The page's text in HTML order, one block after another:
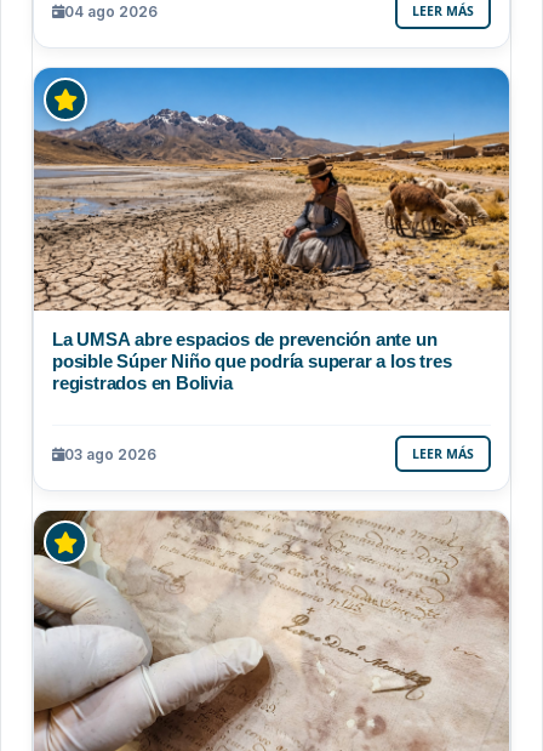
04 ago 2026 LEER MÁS
La UMSA abre espacios de prevención ante un
posible Súper Niño que podría superar a los tres
registrados en Bolivia
03 ago 2026 LEER MÁS